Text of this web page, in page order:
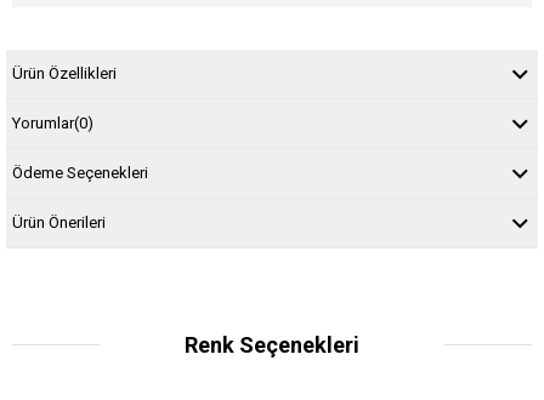
Ürün Özellikleri
Yorumlar(0)
Ödeme Seçenekleri
Ürün Önerileri
Renk Seçenekleri